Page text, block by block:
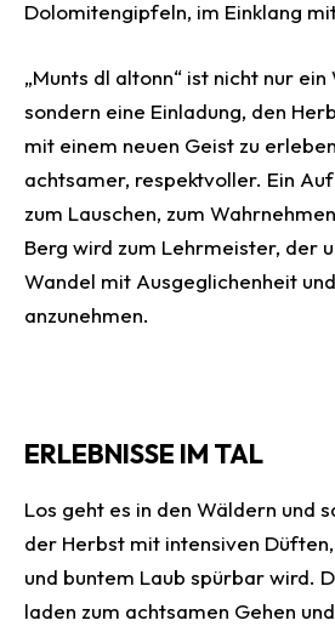
Dolomitengipfeln, im Einklang
„Munts dl altonn“ ist nicht nur
sondern eine Einladung, den
mit einem neuen Geist zu
achtsamer, respektvoller. Ein
zum Lauschen, zum
Berg wird zum Lehrmeister, der
Wandel mit Ausgeglichenheit
anzunehmen.
ERLEBNISSE IM TAL
Los geht es in den Wäldern und
der Herbst mit intensiven
und buntem Laub spürbar wird.
laden zum achtsamen Gehen